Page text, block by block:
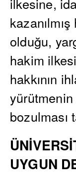
ilkesine,
kazanılmış
olduğu,
hakim
hakkının
yürütmenin
bozulması
UYGUN